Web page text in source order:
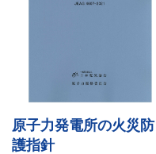
原子力発電所の火災防
護指針